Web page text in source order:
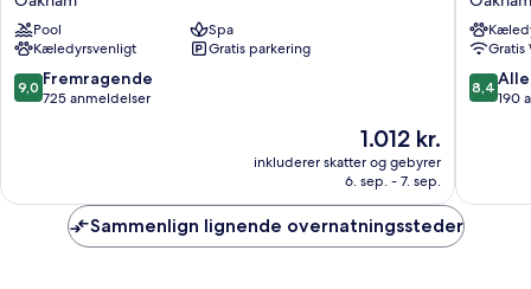
Rutland
Oakham
Pool
Spa
Kæledyrsvenligt
Gratis parkering
9.0
ud
anmeldelser
9,0 Fremragende
725 anmeldelser
Prisen
er
1.012 kr.
1.012 kr.
inkluderer skatter og gebyrer
6. sep. - 7. sep.
Of
Exeter
Oakham
Gratis
8.4
ud
8,4
190
Sammenlign lignende overnatningssteder